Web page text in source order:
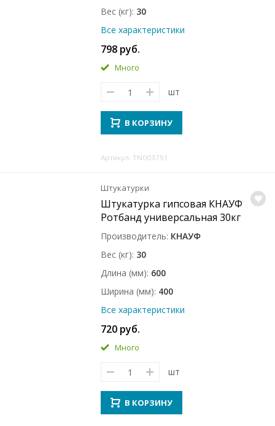
Вес (кг) 30
Все характеристики
798 руб.
Много
шт
В КОРЗИНУ
Артикул: TN003751
Штукатурки
Штукатурка гипсовая КНАУФ
Ротбанд универсальная 30кг
Производитель КНАУФ
Вес (кг) 30
Длина (мм) 600
Ширина (мм) 400
Все характеристики
720 руб.
Много
шт
В КОРЗИНУ